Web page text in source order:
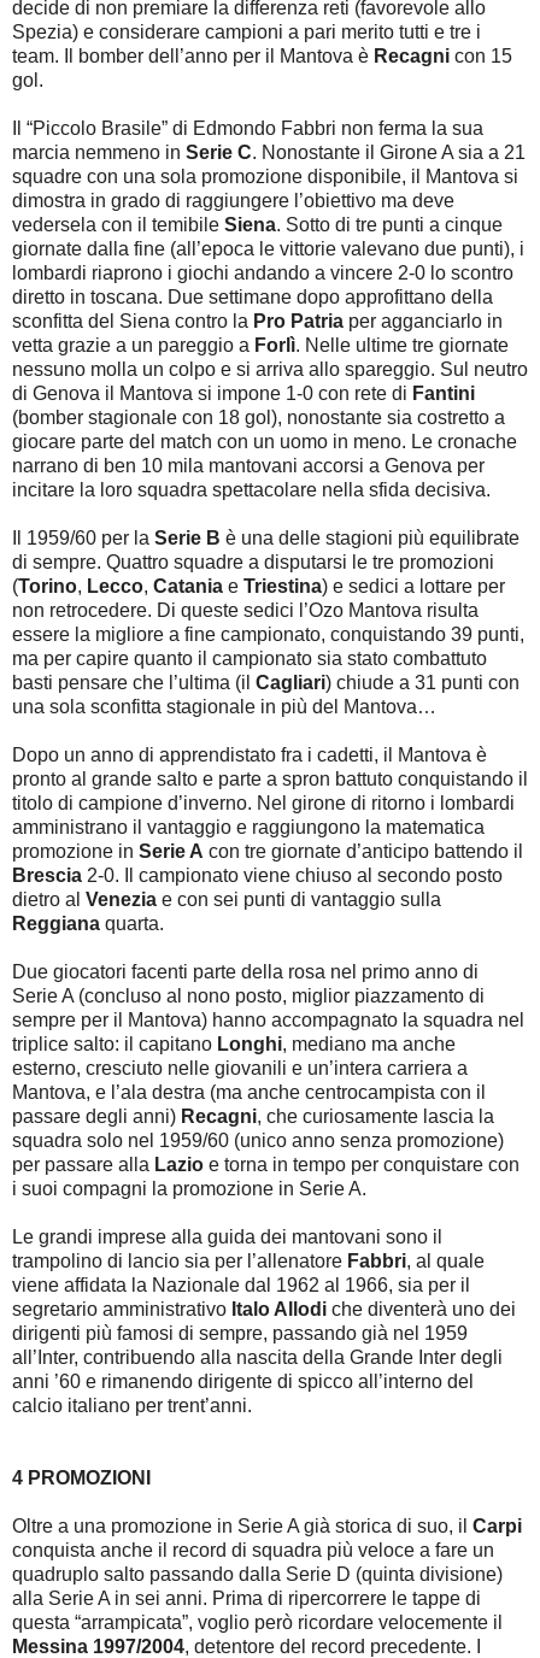
decide di non premiare la differenza reti (favorevole allo
Spezia) e considerare campioni a pari merito tutti e tre i
team. Il bomber dell’anno per il Mantova è Recagni con 15
gol.
Il “Piccolo Brasile” di Edmondo Fabbri non ferma la sua
marcia nemmeno in Serie C. Nonostante il Girone A sia a 21
squadre con una sola promozione disponibile, il Mantova si
dimostra in grado di raggiungere l’obiettivo ma deve
vedersela con il temibile Siena. Sotto di tre punti a cinque
giornate dalla fine (all’epoca le vittorie valevano due punti), i
lombardi riaprono i giochi andando a vincere 2-0 lo scontro
diretto in toscana. Due settimane dopo approfittano della
sconfitta del Siena contro la Pro Patria per agganciarlo in
vetta grazie a un pareggio a Forlì. Nelle ultime tre giornate
nessuno molla un colpo e si arriva allo spareggio. Sul neutro
di Genova il Mantova si impone 1-0 con rete di Fantini
(bomber stagionale con 18 gol), nonostante sia costretto a
giocare parte del match con un uomo in meno. Le cronache
narrano di ben 10 mila mantovani accorsi a Genova per
incitare la loro squadra spettacolare nella sfida decisiva.
Il 1959/60 per la Serie B è una delle stagioni più equilibrate
di sempre. Quattro squadre a disputarsi le tre promozioni
(Torino, Lecco, Catania e Triestina) e sedici a lottare per
non retrocedere. Di queste sedici l’Ozo Mantova risulta
essere la migliore a fine campionato, conquistando 39 punti,
ma per capire quanto il campionato sia stato combattuto
basti pensare che l’ultima (il Cagliari) chiude a 31 punti con
una sola sconfitta stagionale in più del Mantova…
Dopo un anno di apprendistato fra i cadetti, il Mantova è
pronto al grande salto e parte a spron battuto conquistando il
titolo di campione d’inverno. Nel girone di ritorno i lombardi
amministrano il vantaggio e raggiungono la matematica
promozione in Serie A con tre giornate d’anticipo battendo il
Brescia 2-0. Il campionato viene chiuso al secondo posto
dietro al Venezia e con sei punti di vantaggio sulla
Reggiana quarta.
Due giocatori facenti parte della rosa nel primo anno di
Serie A (concluso al nono posto, miglior piazzamento di
sempre per il Mantova) hanno accompagnato la squadra nel
triplice salto: il capitano Longhi, mediano ma anche
esterno, cresciuto nelle giovanili e un’intera carriera a
Mantova, e l’ala destra (ma anche centrocampista con il
passare degli anni) Recagni, che curiosamente lascia la
squadra solo nel 1959/60 (unico anno senza promozione)
per passare alla Lazio e torna in tempo per conquistare con
i suoi compagni la promozione in Serie A.
Le grandi imprese alla guida dei mantovani sono il
trampolino di lancio sia per l’allenatore Fabbri, al quale
viene affidata la Nazionale dal 1962 al 1966, sia per il
segretario amministrativo Italo Allodi che diventerà uno dei
dirigenti più famosi di sempre, passando già nel 1959
all’Inter, contribuendo alla nascita della Grande Inter degli
anni ’60 e rimanendo dirigente di spicco all’interno del
calcio italiano per trent’anni.
4 PROMOZIONI
Oltre a una promozione in Serie A già storica di suo, il Carpi
conquista anche il record di squadra più veloce a fare un
quadruplo salto passando dalla Serie D (quinta divisione)
alla Serie A in sei anni. Prima di ripercorrere le tappe di
questa “arrampicata”, voglio però ricordare velocemente il
Messina 1997/2004, detentore del record precedente. I